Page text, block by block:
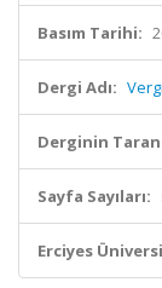
Basım Tarihi:
Dergi Adı:
Derginin
Sayfa Sayıları:
Erciyes